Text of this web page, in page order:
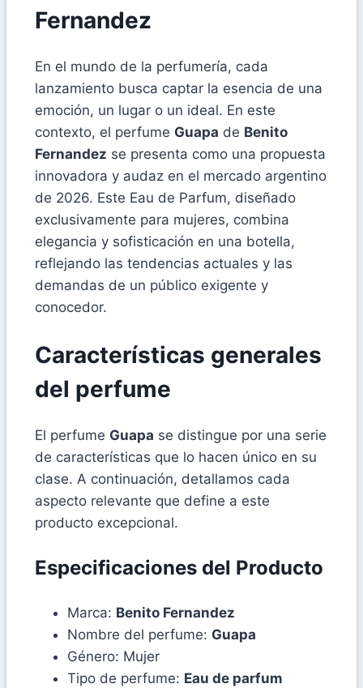
Fernandez
En el mundo de la perfumería, cada
lanzamiento busca captar la esencia de una
emoción, un lugar o un ideal. En este
contexto, el perfume Guapa de Benito
Fernandez se presenta como una propuesta
innovadora y audaz en el mercado argentino
de 2026. Este Eau de Parfum, diseñado
exclusivamente para mujeres, combina
elegancia y sofisticación en una botella,
reflejando las tendencias actuales y las
demandas de un público exigente y
conocedor.
Características generales
del perfume
El perfume Guapa se distingue por una serie
de características que lo hacen único en su
clase. A continuación, detallamos cada
aspecto relevante que define a este
producto excepcional.
Especificaciones del Producto
Marca: Benito Fernandez
Nombre del perfume: Guapa
Género: Mujer
Tipo de perfume: Eau de parfum